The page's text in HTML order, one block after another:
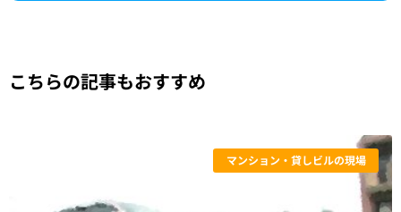
こちらの記事もおすすめ
マンション・貸しビルの現場